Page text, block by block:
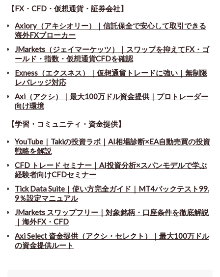
【FX・CFD・仮想通貨・証券会社】
Axiory（アキシオリー）｜信託保全で安心して取引できる
海外FXブローカー
JMarkets（ジェイマーケッツ）｜スワップを抑えてFX・ゴ
ールド・指数・仮想通貨CFDを確認
Exness（エクスネス）｜仮想通貨トレードに強い｜無制限
レバレッジ対応
Axi（アクシ）｜最大100万ドル資金提供｜プロトレーダー
向け環境
【学習・コミュニティ・資金提供】
YouTube｜Takiの投資ラボ｜AI相場診断×EA自動売買の投資
戦略を解説
CFD トレード セミナー ｜ AI投資分析×スパンモデルで学ぶ
経験者向けCFDセミナー
Tick Data Suite ｜ 使い方完全ガイド｜MT4バックテスト99.
9％設定マニュアル
JMarkets スワップフリー ｜ 対象銘柄・口座条件を徹底解説
｜海外FX・CFD
Axi Select 資金提供（アクシ・セレクト）｜最大100万ドル
の資金提供ルート